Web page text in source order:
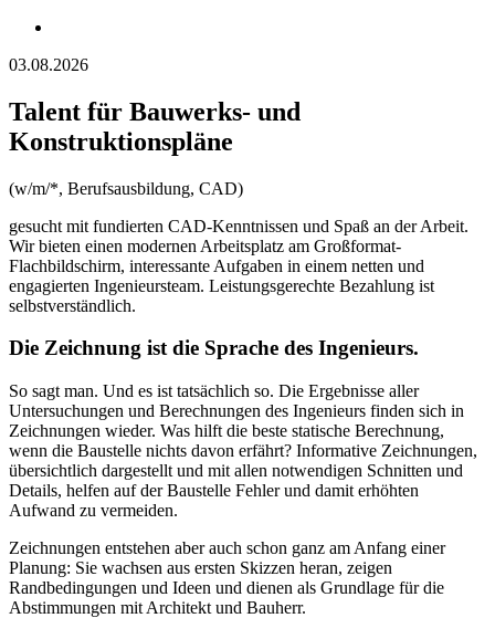
03.08.2026
Talent für Bauwerks- und
Konstruktionspläne
(w/m/*, Berufsausbildung, CAD)
gesucht mit fundierten CAD-Kenntnissen und Spaß an der Arbeit.
Wir bieten einen modernen Arbeitsplatz am Großformat-
Flachbildschirm, interessante Aufgaben in einem netten und
engagierten Ingenieursteam. Leistungsgerechte Bezahlung ist
selbstverständlich.
Die Zeichnung ist die Sprache des Ingenieurs.
So sagt man. Und es ist tatsächlich so. Die Ergebnisse aller
Untersuchungen und Berechnungen des Ingenieurs finden sich in
Zeichnungen wieder. Was hilft die beste statische Berechnung,
wenn die Baustelle nichts davon erfährt? Informative Zeichnungen,
übersichtlich dargestellt und mit allen notwendigen Schnitten und
Details, helfen auf der Baustelle Fehler und damit erhöhten
Aufwand zu vermeiden.
Zeichnungen entstehen aber auch schon ganz am Anfang einer
Planung: Sie wachsen aus ersten Skizzen heran, zeigen
Randbedingungen und Ideen und dienen als Grundlage für die
Abstimmungen mit Architekt und Bauherr.